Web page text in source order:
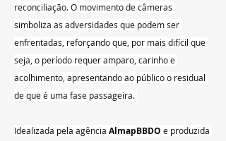
reconciliação. O movimento de câmeras
simboliza as adversidades que podem ser
enfrentadas, reforçando que, por mais difícil que
seja, o período requer amparo, carinho e
acolhimento, apresentando ao público o residual
de que é uma fase passageira.
Idealizada pela agência AlmapBBDO e produzida